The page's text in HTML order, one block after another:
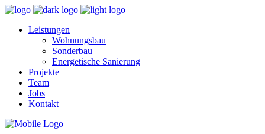
Leistungen
Wohnungsbau
Sonderbau
Energetische Sanierung
Projekte
Team
Jobs
Kontakt